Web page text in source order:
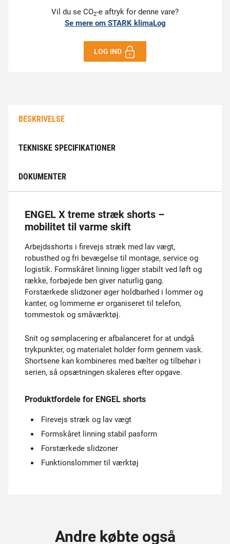
Vil du se CO2-e aftryk for denne vare?
Se mere om STARK klimaLog
LOG IND
BESKRIVELSE
TEKNISKE SPECIFIKATIONER
DOKUMENTER
ENGEL X treme stræk shorts –
mobilitet til varme skift
Arbejdsshorts i firevejs stræk med lav vægt,
robusthed og fri bevægelse til montage, service og
logistik. Formskåret linning ligger stabilt ved løft og
række, forbøjede ben giver naturlig gang.
Forstærkede slidzoner øger holdbarhed i lommer og
kanter, og lommerne er organiseret til telefon,
tommestok og småværktøj.
Snit og sømplacering er afbalanceret for at undgå
trykpunkter, og materialet holder form gennem vask.
Shortsene kan kombineres med bælter og tilbehør i
serien, så opsætningen skaleres efter opgave.
Produktfordele for ENGEL shorts
Firevejs stræk og lav vægt
Formskåret linning stabil pasform
Forstærkede slidzoner
Funktionslommer til værktøj
Andre købte også